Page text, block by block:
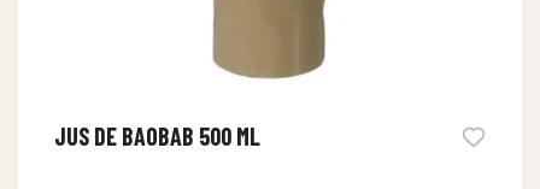
JUS DE BAOBAB 500 ML